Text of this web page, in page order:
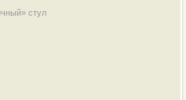
стул